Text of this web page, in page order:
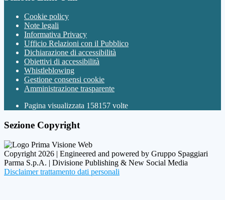
Cookie policy
Note legali
Informativa Privacy
Ufficio Relazioni con il Pubblico
Dichiarazione di accessibilità
Obiettivi di accessibilità
Whistleblowing
Gestione consensi cookie
Amministrazione trasparente
Pagina visualizzata 158157 volte
Sezione Copyright
Copyright 2026 | Engineered and powered by Gruppo Spaggiari
Parma S.p.A. | Divisione Publishing & New Social Media
Disclaimer trattamento dati personali